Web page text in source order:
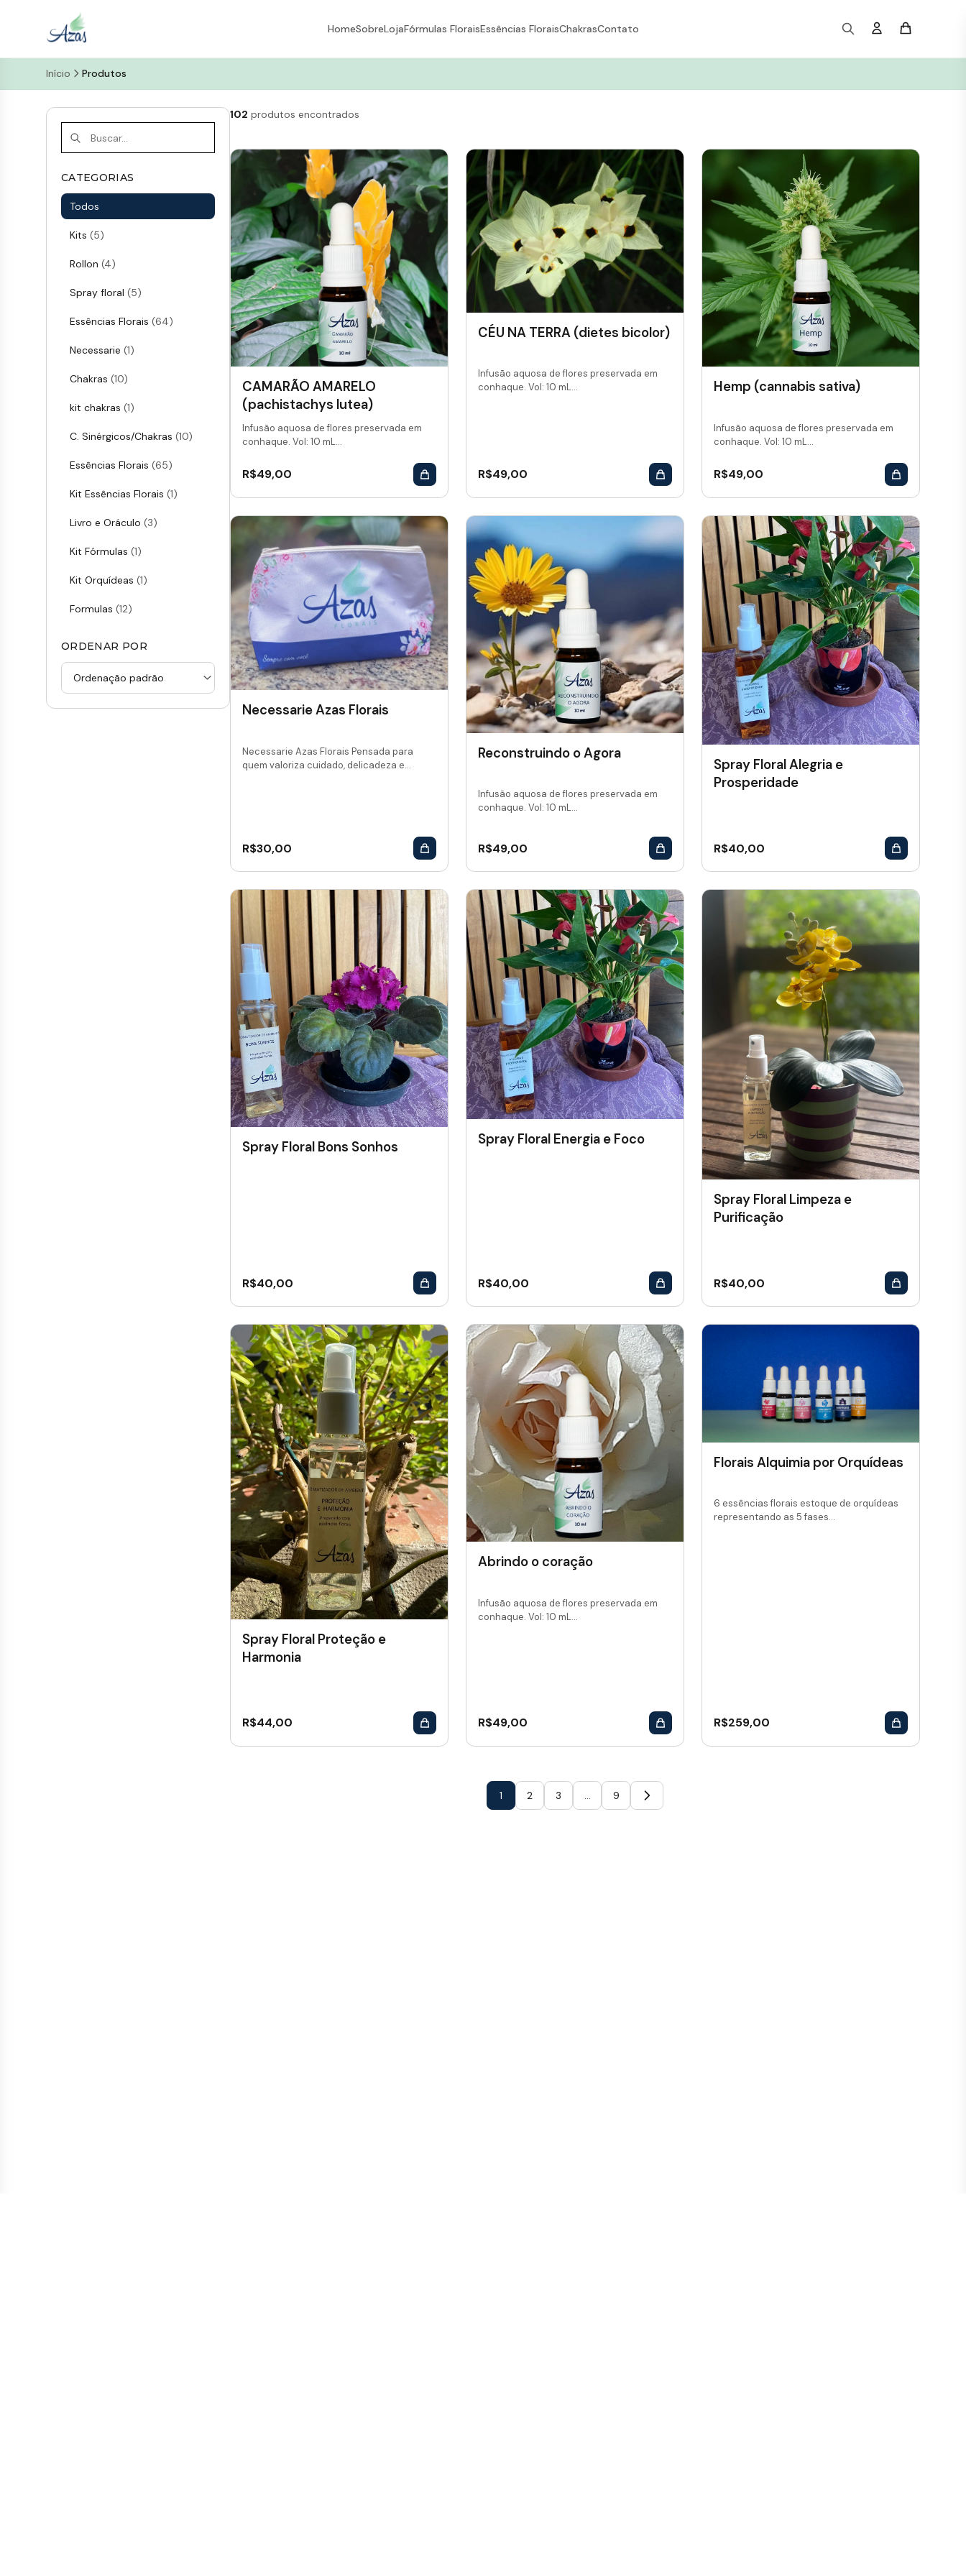
HomeSobreLojaFórmulas FloraisEssências FloraisChakrasContato
Início Produtos
CATEGORIAS
Todos
Kits (5)
Rollon (4)
Spray floral (5)
Essências Florais (64)
Necessarie (1)
Chakras (10)
kit chakras (1)
C. Sinérgicos/Chakras (10)
Essências Florais (65)
Kit Essências Florais (1)
Livro e Oráculo (3)
Kit Fórmulas (1)
Kit Orquídeas (1)
Formulas (12)
ORDENAR POR
102 produtos encontrados
CAMARÃO AMARELO
(pachistachys lutea)
Infusão aquosa de flores preservada em
conhaque. Vol: 10 mL...
R$49,00
CÉU NA TERRA (dietes bicolor)
Infusão aquosa de flores preservada em
conhaque. Vol: 10 mL...
R$49,00
Hemp (cannabis sativa)
Infusão aquosa de flores preservada em
conhaque. Vol: 10 mL...
R$49,00
Necessarie Azas Florais
Necessarie Azas Florais Pensada para
quem valoriza cuidado, delicadeza e...
R$30,00
Reconstruindo o Agora
Infusão aquosa de flores preservada em
conhaque. Vol: 10 mL...
R$49,00
Spray Floral Alegria e
Prosperidade
R$40,00
Spray Floral Bons Sonhos
R$40,00
Spray Floral Energia e Foco
R$40,00
Spray Floral Limpeza e
Purificação
R$40,00
Spray Floral Proteção e
Harmonia
R$44,00
Abrindo o coração
Infusão aquosa de flores preservada em
conhaque. Vol: 10 mL...
R$49,00
Florais Alquimia por Orquídeas
6 essências florais estoque de orquídeas
representando as 5 fases...
R$259,00
1 2 3 … 9